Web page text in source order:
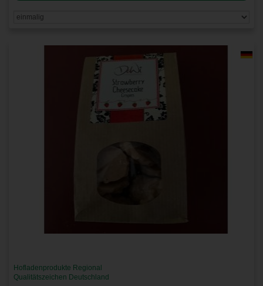
Hofladenprodukte Regional
Qualitätszeichen Deutschland